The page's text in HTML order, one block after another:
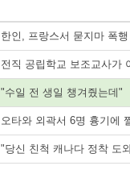
한인, 프랑스서 묻지마 폭
전직 공립학교 보조교사가
"수일 전 생일 챙겨줬는데"
오타와 외곽서 6명 흉기에
"당신 친척 캐나다 정착 도